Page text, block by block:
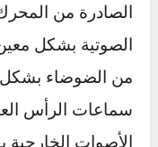
تستخدم بعض
المدمر، حيث تم
لتوليد ترددات
الصادرة من